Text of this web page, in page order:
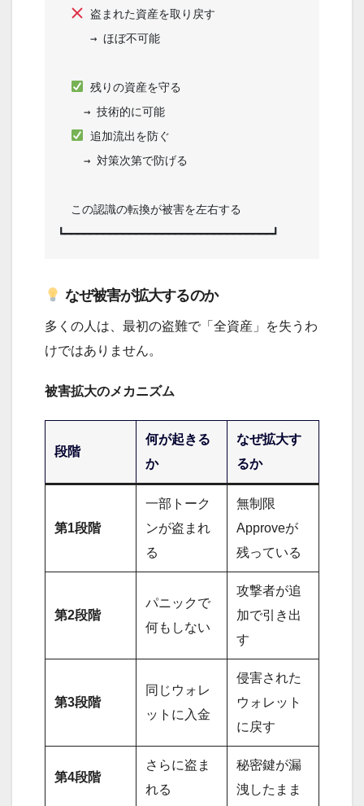
盗まれた資産を取り戻す
残りの資産を守る
追加流出を防ぐ
なぜ被害が拡大するのか
多くの人は、最初の盗難で「全資産」を失うわ
けではありません。
被害拡大のメカニズム
段階
何が起きる
か
なぜ拡大す
るか
第1段階
一部トーク
ンが盗まれ
る
無制限
Approveが
残っている
第2段階
パニックで
何もしない
攻撃者が追
加で引き出
す
第3段階
同じウォレ
ットに入金
侵害された
ウォレット
に戻す
第4段階
さらに盗ま
れる
秘密鍵が漏
洩したまま